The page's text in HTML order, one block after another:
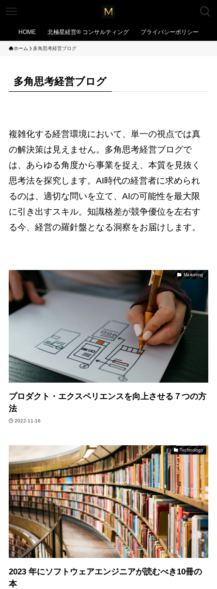
HOME 北極星経営®︎ コンサルティング プライバシーポリシー
ホーム 多角思考経営ブログ
多角思考経営ブログ
複雑化する経営環境において、単一の視点では真
の解決策は見えません。多角思考経営ブログで
は、あらゆる角度から事業を捉え、本質を見抜く
思考法を探究します。AI時代の経営者に求められ
るのは、適切な問いを立て、AIの可能性を最大限
に引き出すスキル。知識格差が競争優位を左右す
る今、経営の羅針盤となる洞察をお届けします。
Marketing
プロダクト・エクスペリエンスを向上させる７つの方
法
2022-11-16
Technology
2023 年にソフトウェアエンジニアが読むべき10冊の
本